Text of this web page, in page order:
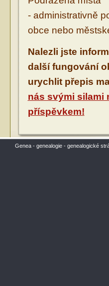
- administrativně
obce nebo
Nalezli jste
další fungování
urychlit přepis
nás svými silami
příspěvkem!
Genea - genealogie - genealogické